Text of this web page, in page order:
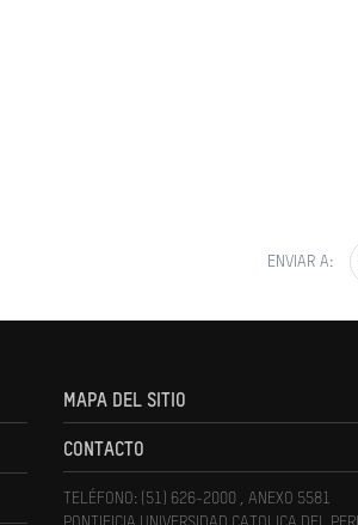
ENVIAR A:
MAPA DEL SITIO
CONTACTO
TELÉFONO: (51) 626-2000 , ANEXO 5581